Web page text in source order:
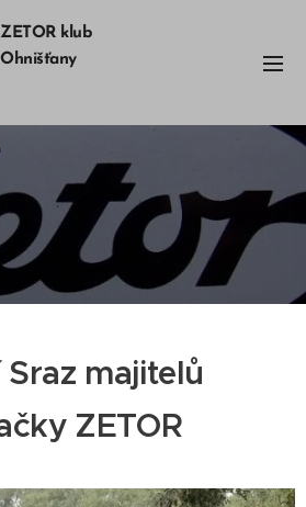
ZETOR klub
Ohnišťany
majitelů
ZETOR